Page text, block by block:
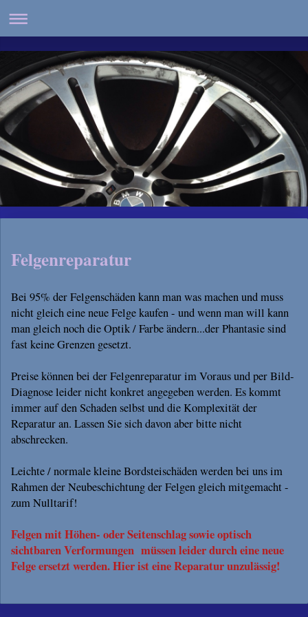
Felgenreparatur
Bei 95% der Felgenschäden kann man was machen und muss
nicht gleich eine neue Felge kaufen - und wenn man will kann
man gleich noch die Optik / Farbe ändern...der Phantasie sind
fast keine Grenzen gesetzt.
Preise können bei der Felgenreparatur im Voraus und per Bild-
Diagnose leider nicht konkret angegeben werden. Es kommt
immer auf den Schaden selbst und die Komplexität der
Reparatur an. Lassen Sie sich davon aber bitte nicht
abschrecken.
Leichte / normale kleine Bordsteischäden werden bei uns im
Rahmen der Neubeschichtung der Felgen gleich mitgemacht -
zum Nulltarif!
Felgen mit Höhen- oder Seitenschlag sowie optisch
sichtbaren Verformungen müssen leider durch eine neue
Felge ersetzt werden. Hier ist eine Reparatur unzulässig!